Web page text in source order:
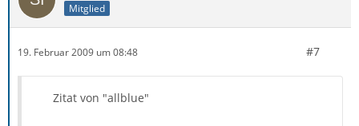
Mitglied
19. Februar 2009 um 08:48 #7
Zitat von "allblue"